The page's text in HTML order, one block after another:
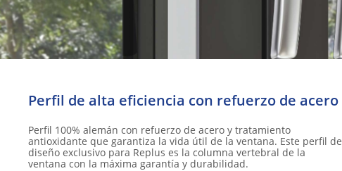
Perfil de alta eficiencia con refuerzo de acero ​
Perfil 100% alemán con refuerzo de acero y tratamiento
antioxidante que garantiza la vida útil de la ventana. Este perfil de
diseño exclusivo para Replus es la columna vertebral de la
ventana con la máxima garantía y durabilidad.